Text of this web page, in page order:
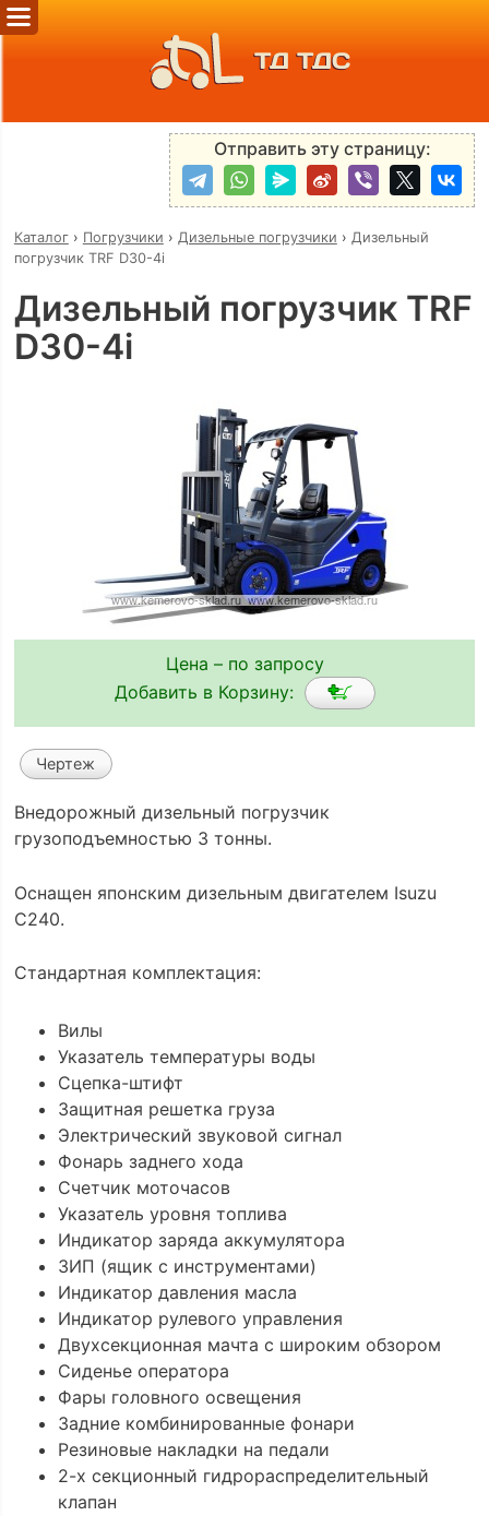
ТД ТДС
Отправить эту страницу:
Каталог› Погрузчики › Дизельные погрузчики › Дизельный
погрузчик TRF D30-4i
Дизельный погрузчик TRF
D30-4i
Цена – по запросу
Добавить в Корзину:
Чертеж
Внедорожный дизельный погрузчик
грузоподъемностью 3 тонны.
Оснащен японским дизельным двигателем Isuzu
C240.
Стандартная комплектация:
Вилы
Указатель температуры воды
Сцепка-штифт
Защитная решетка груза
Электрический звуковой сигнал
Фонарь заднего хода
Счетчик моточасов
Указатель уровня топлива
Индикатор заряда аккумулятора
ЗИП (ящик с инструментами)
Индикатор давления масла
Индикатор рулевого управления
Двухсекционная мачта с широким обзором
Сиденье оператора
Фары головного освещения
Задние комбинированные фонари
Резиновые накладки на педали
2-х секционный гидрораспределительный
клапан